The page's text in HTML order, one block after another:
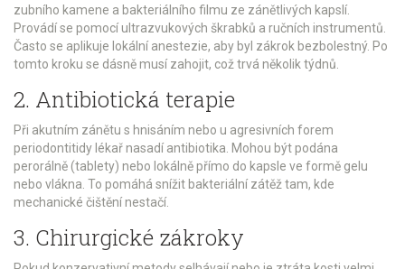
zubního kamene a bakteriálního filmu ze zánětlivých kapslí.
Provádí se pomocí ultrazvukových škrabků a ručních instrumentů.
Často se aplikuje lokální anestezie, aby byl zákrok bezbolestný. Po
tomto kroku se dásně musí zahojit, což trvá několik týdnů.
2. Antibiotická terapie
Při akutním zánětu s hnisáním nebo u agresivních forem
periodontitidy lékař nasadí antibiotika. Mohou být podána
perorálně (tablety) nebo lokálně přímo do kapsle ve formě gelu
nebo vlákna. To pomáhá snížit bakteriální zátěž tam, kde
mechanické čištění nestačí.
3. Chirurgické zákroky